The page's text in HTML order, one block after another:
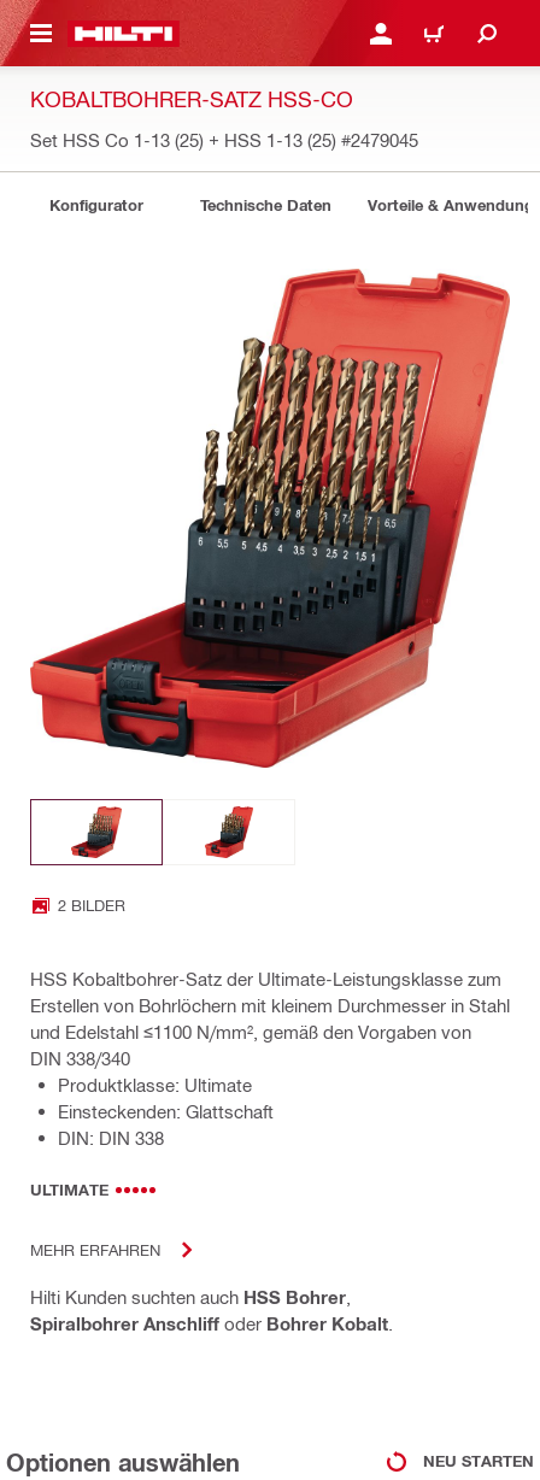
ANMELDEN ODER
WARENKORB
KOBALTBOHRER-SATZ HSS-CO
Set HSS Co 1-13 (25) + HSS 1-13 (25) #2479045
Konfigurator Technische Daten Vorteile &
2 BILDER
HSS Kobaltbohrer-Satz der Ultimate-Leistungsklasse zum
Erstellen von Bohrlöchern mit kleinem Durchmesser in Stahl
und Edelstahl ≤1100 N/mm², gemäß den Vorgaben von
DIN 338/340
Produktklasse: Ultimate
Einsteckenden: Glattschaft
DIN: DIN 338
ULTIMATE
MEHR ERFAHREN
Hilti Kunden suchten auch HSS Bohrer
Spiralbohrer Anschliff oder Bohrer Kobalt
Optionen auswählen NEU STARTEN